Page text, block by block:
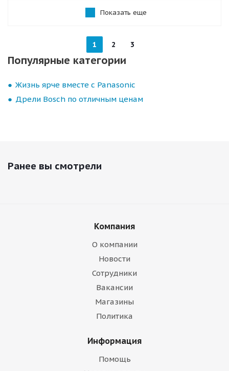
Показать еще
1 2 3
Популярные категории
Жизнь ярче вместе с Panasonic
Дрели Bosch по отличным ценам
Ранее вы смотрели
Компания
О компании
Новости
Сотрудники
Вакансии
Магазины
Политика
Информация
Помощь